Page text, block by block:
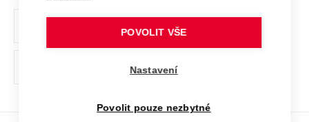
Ochrana osobních údajů
odkaz)
POVOLIT VŠE
Nastavení
Povolit pouze nezbytné